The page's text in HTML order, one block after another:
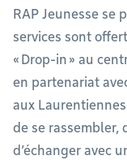
RAP Jeunesse se
services sont
« Drop-in » au
en partenariat
aux
de se rassembler,
d’échanger avec